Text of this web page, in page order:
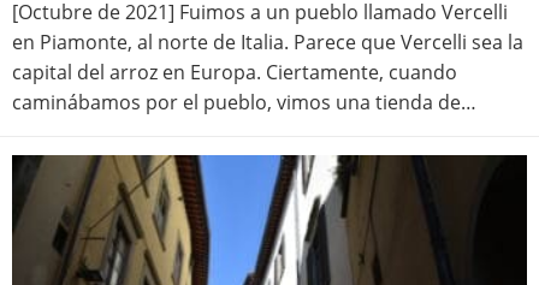
[Octubre de 2021] Fuimos a un pueblo llamado Vercelli
en Piamonte, al norte de Italia. Parece que Vercelli sea la
capital del arroz en Europa. Ciertamente, cuando
caminábamos por el pueblo, vimos una tienda de…